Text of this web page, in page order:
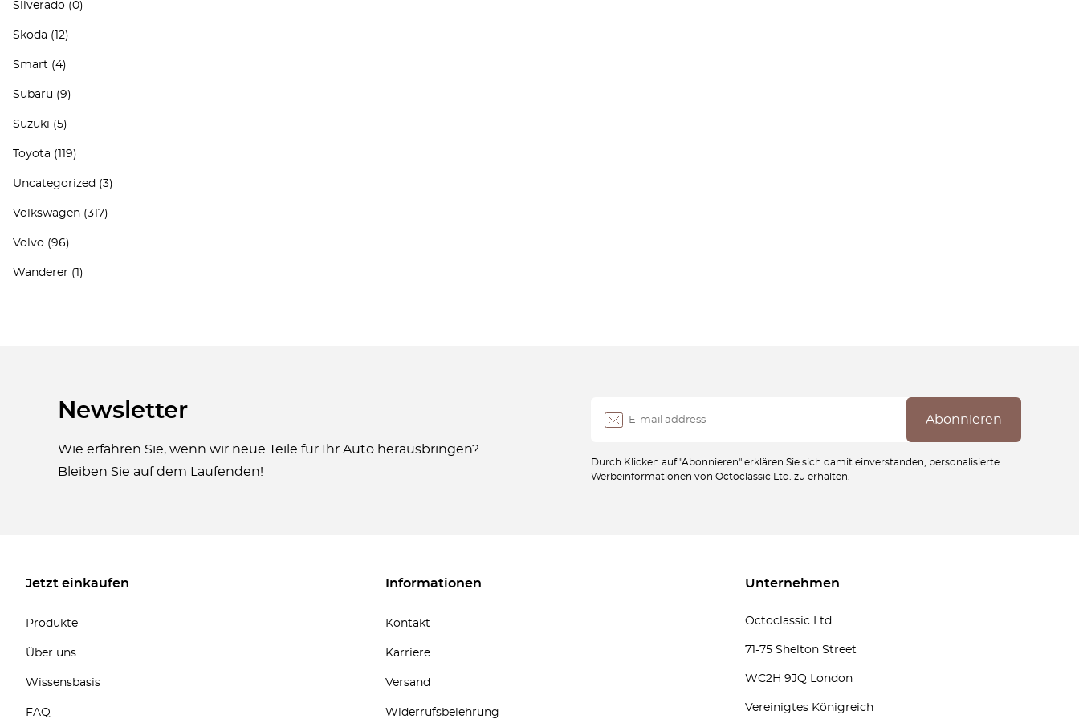
Silverado (0)
Skoda (12)
Smart (4)
Subaru (9)
Suzuki (5)
Toyota (119)
Uncategorized (3)
Volkswagen (317)
Volvo (96)
Wanderer (1)
Newsletter
Wie erfahren Sie, wenn wir neue Teile für Ihr Auto herausbringen?
Bleiben Sie auf dem Laufenden!
Durch Klicken auf "Abonnieren" erklären Sie sich damit einverstanden, personalisierte
Werbeinformationen von Octoclassic Ltd. zu erhalten.
Jetzt einkaufen
Produkte
Über uns
Wissensbasis
FAQ
Informationen
Kontakt
Karriere
Versand
Widerrufsbelehrung
Unternehmen
Octoclassic Ltd.
71-75 Shelton Street
WC2H 9JQ London
Vereinigtes Königreich